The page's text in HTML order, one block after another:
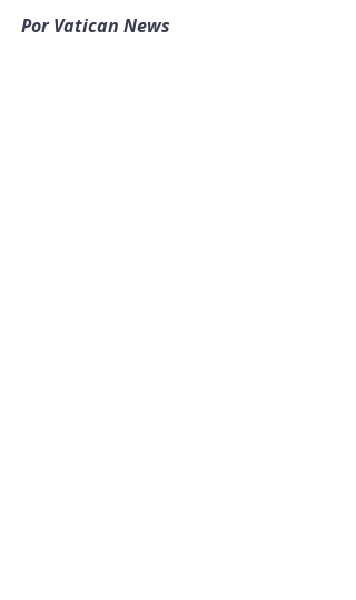
Por Vatican News